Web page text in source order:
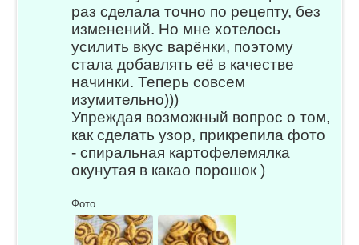
раз сделала точно по рецепту, без
изменений. Но мне хотелось
усилить вкус варёнки, поэтому
стала добавлять её в качестве
начинки. Теперь совсем
изумительно)))
Упреждая возможный вопрос о том,
как сделать узор, прикрепила фото
- спиральная картофелемялка
окунутая в какао порошок )
Фото